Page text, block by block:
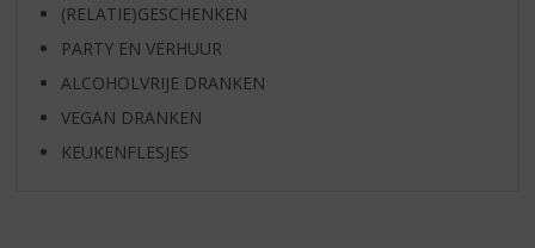
(RELATIE)GESCHENKEN
PARTY EN VERHUUR
ALCOHOLVRIJE DRANKEN
VEGAN DRANKEN
KEUKENFLESJES